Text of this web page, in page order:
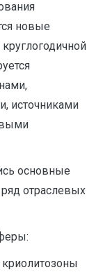
новые
источниками
основные
отраслевых
криолитозоны